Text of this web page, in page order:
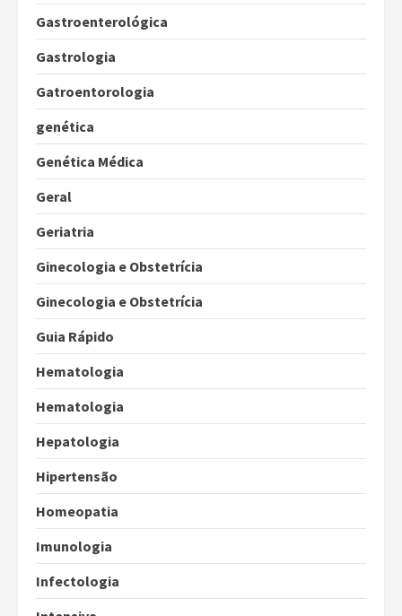
Gastroenterológica
Gastrologia
Gatroentorologia
genética
Genética Médica
Geral
Geriatria
Ginecologia e Obstetrícia
Ginecologia e Obstetrícia
Guia Rápido
Hematologia
Hematologia
Hepatologia
Hipertensão
Homeopatia
Imunologia
Infectologia